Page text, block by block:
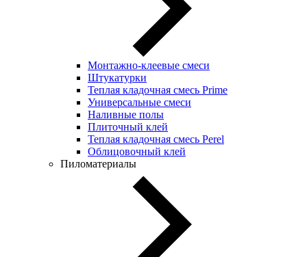
Монтажно-клеевые смеси
Штукатурки
Теплая кладочная смесь Prime
Универсальные смеси
Наливные полы
Плиточный клей
Теплая кладочная смесь Perel
Облицовочный клей
Пиломатериалы